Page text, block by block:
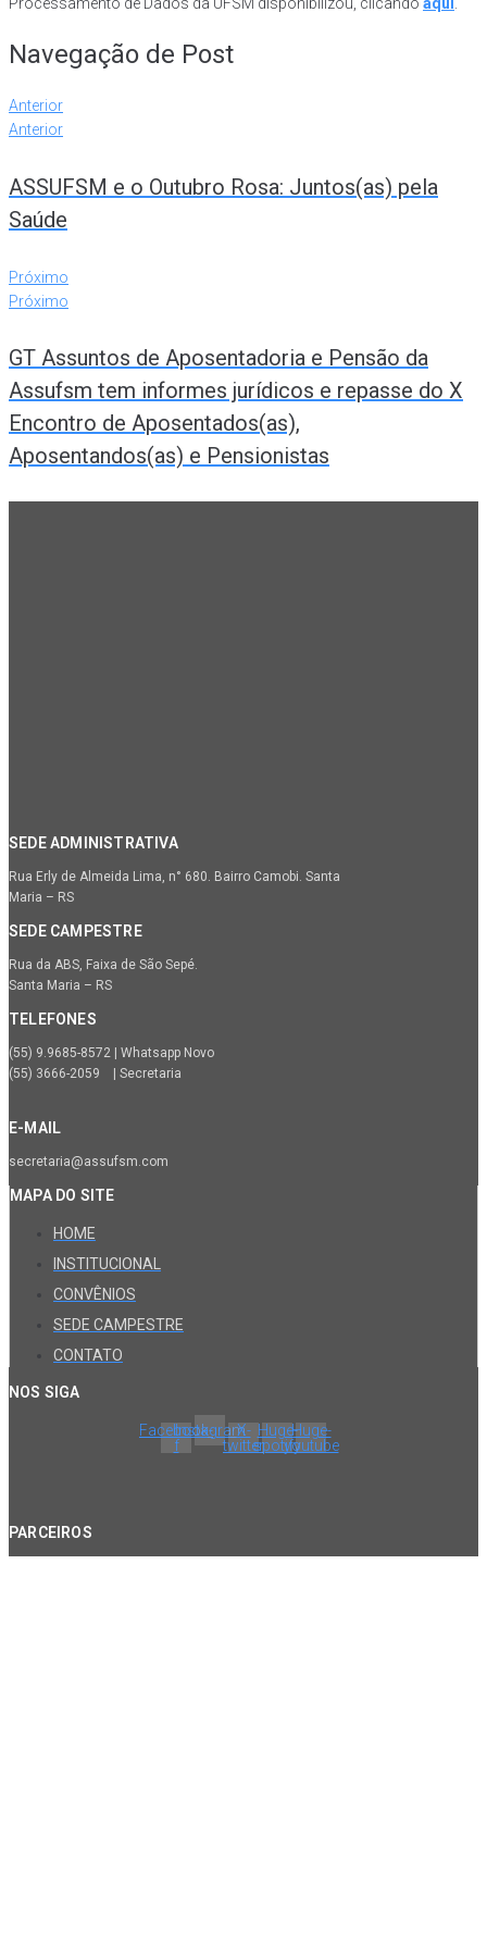
Navegação de Post
Anterior
Anterior
ASSUFSM e o Outubro Rosa: Juntos(as) pela
Saúde
Próximo
Próximo
GT Assuntos de Aposentadoria e Pensão da
Assufsm tem informes jurídicos e repasse do X
Encontro de Aposentados(as),
Aposentandos(as) e Pensionistas
SEDE ADMINISTRATIVA
Rua Erly de Almeida Lima, n° 680. Bairro Camobi. Santa
Maria – RS
SEDE CAMPESTRE
Rua da ABS, Faixa de São Sepé.
Santa Maria – RS
TELEFONES
(55) 9.9685-8572 | Whatsapp Novo
(55) 3666-2059 | Secretaria
E-MAIL
secretaria@assufsm.com
MAPA DO SITE
HOME
INSTITUCIONAL
CONVÊNIOS
SEDE CAMPESTRE
CONTATO
NOS SIGA
Facebook-
f
InstagramX-
twitter
Huge-
spotify
Huge-
youtube
PARCEIROS